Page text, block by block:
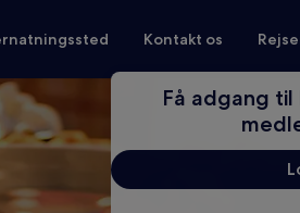
Kontakt os
Få adgang